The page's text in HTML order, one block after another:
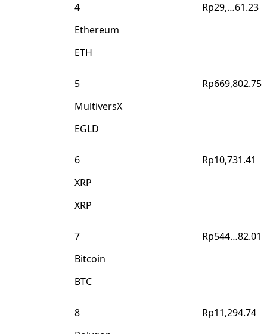
4
Rp29,…61.23
Ethereum
ETH
5
Rp669,802.75
MultiversX
EGLD
6
Rp10,731.41
XRP
XRP
7
Rp544…82.01
Bitcoin
BTC
8
Rp11,294.74